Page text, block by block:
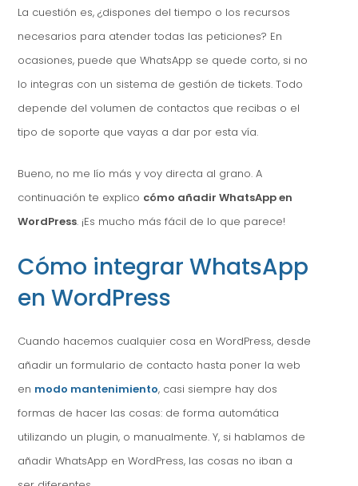
La cuestión es, ¿dispones del tiempo o los recursos
necesarios para atender todas las peticiones? En
ocasiones, puede que WhatsApp se quede corto, si no
lo integras con un sistema de gestión de tickets. Todo
depende del volumen de contactos que recibas o el
tipo de soporte que vayas a dar por esta vía.
Bueno, no me lío más y voy directa al grano. A
continuación te explico cómo añadir WhatsApp en
WordPress. ¡Es mucho más fácil de lo que parece!
Cómo integrar WhatsApp
en WordPress
Cuando hacemos cualquier cosa en WordPress, desde
añadir un formulario de contacto hasta poner la web
en modo mantenimiento, casi siempre hay dos
formas de hacer las cosas: de forma automática
utilizando un plugin, o manualmente. Y, si hablamos de
añadir WhatsApp en WordPress, las cosas no iban a